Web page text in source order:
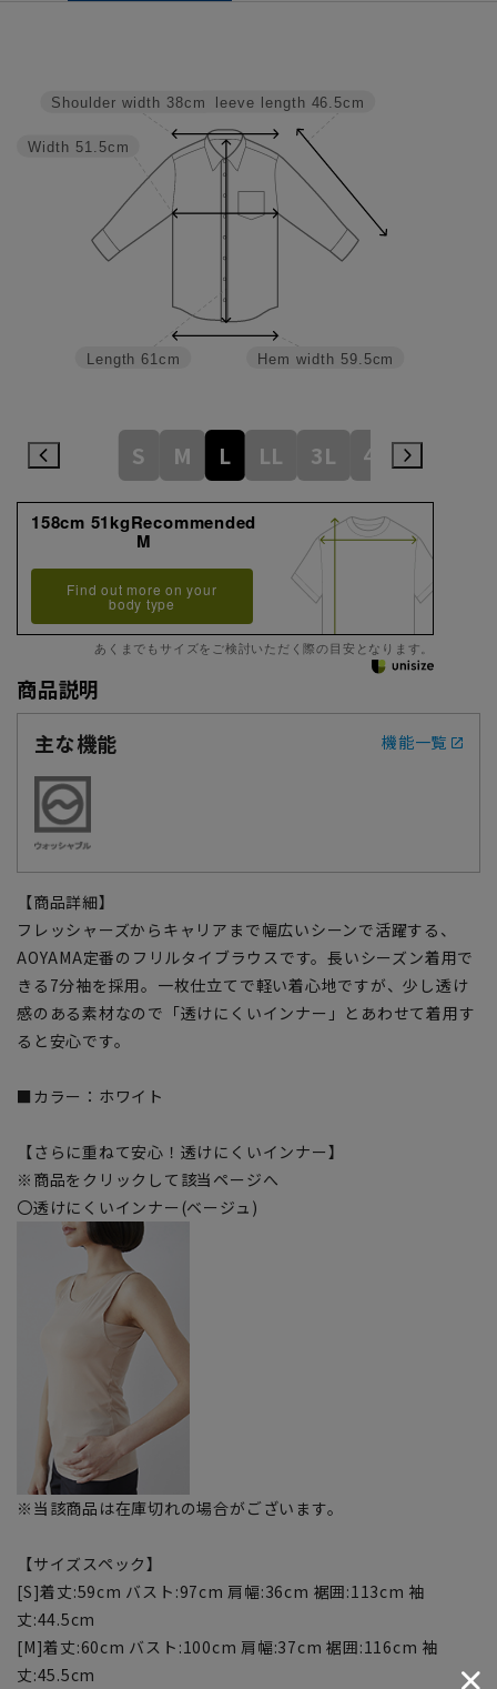
Hem width 59.5cm
Sleeve length 46.5cm
Length 61cm
Width 51.5cm
Shoulder width 38cm
S M L LL 3L 4L
158cm 51kgRecommended
M
Find out more on your
body type
あくまでもサイズをご検討いただく際の目安となります。
商品説明
主な機能
機能一覧
【商品詳細】
フレッシャーズからキャリアまで幅広いシーンで活躍する、
AOYAMA定番のフリルタイブラウスです。長いシーズン着用で
きる7分袖を採用。一枚仕立てで軽い着心地ですが、少し透け
感のある素材なので「透けにくいインナー」とあわせて着用す
ると安心です。
■カラー：ホワイト
【さらに重ねて安心！透けにくいインナー】
※商品をクリックして該当ページへ
〇透けにくいインナー(ベージュ)
※当該商品は在庫切れの場合がございます。
【サイズスペック】
[S]着丈:59cm バスト:97cm 肩幅:36cm 裾囲:113cm 袖
丈:44.5cm
[M]着丈:60cm バスト:100cm 肩幅:37cm 裾囲:116cm 袖
丈:45.5cm